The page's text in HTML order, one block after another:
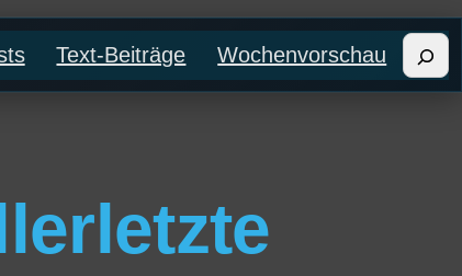
Text-Beiträge Wochenvorschau